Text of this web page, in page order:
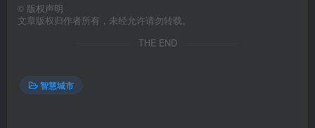
© 版权声明
文章版权归作者所有，未经允许请勿转载。
THE END
智慧城市